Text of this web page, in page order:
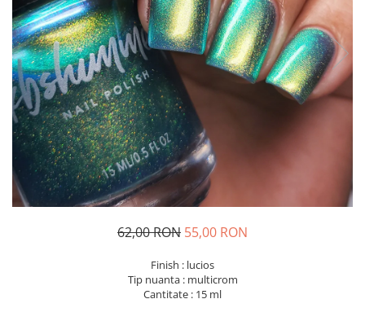
62,00 RON 55,00 RON
Finish : lucios
Tip nuanta : multicrom
Cantitate : 15 ml